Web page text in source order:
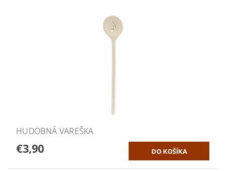
HUDOBNÁ VAREŠKA
€3,90